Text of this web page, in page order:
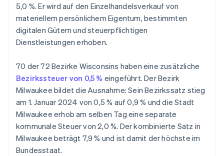
5,0 %. Er wird auf den Einzelhandelsverkauf von
materiellem persönlichem Eigentum, bestimmten
digitalen Gütern und steuerpflichtigen
Dienstleistungen erhoben.
70 der 72 Bezirke Wisconsins haben eine zusätzliche
Bezirkssteuer von 0,5 % eingeführt. Der Bezirk
Milwaukee bildet die Ausnahme: Sein Bezirkssatz stieg
am 1. Januar 2024 von 0,5 % auf 0,9 % und die Stadt
Milwaukee erhob am selben Tag eine separate
kommunale Steuer von 2,0 %. Der kombinierte Satz in
Milwaukee beträgt 7,9 % und ist damit der höchste im
Bundesstaat.